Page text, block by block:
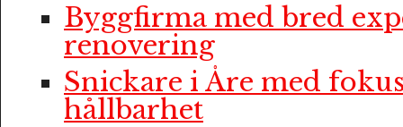
Byggfirma med bred
renovering
Snickare i Åre med
hållbarhet